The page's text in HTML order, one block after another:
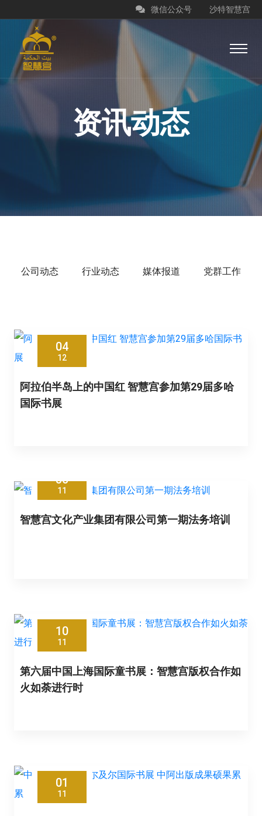
沙特智慧宫
微信公众号
资讯动态
公司动态 行业动态 媒体报道 党群工作
04
12
阿拉伯半岛上的中国红 智慧宫参加第29届多哈
国际书展
30
11
智慧宫文化产业集团有限公司第一期法务培训
10
11
第六届中国上海国际童书展：智慧宫版权合作如
火如荼进行时
01
11